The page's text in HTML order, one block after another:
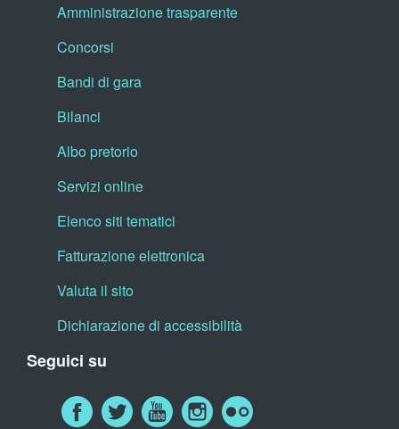
Amministrazione trasparente
Concorsi
Bandi di gara
Bilanci
Albo pretorio
Servizi online
Elenco siti tematici
Fatturazione elettronica
Valuta il sito
Dichiarazione di accessibilità
Seguici su